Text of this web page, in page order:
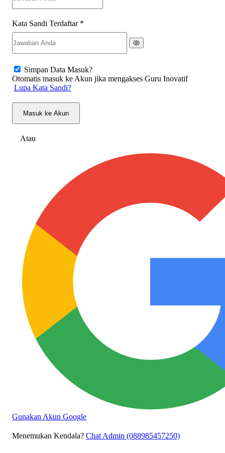
Kata Sandi Terdaftar *
Simpan Data Masuk?
Otomatis masuk ke Akun jika mengakses Guru Inovatif
Lupa Kata Sandi?
Masuk ke Akun
Atau
Gunakan Akun Google
Menemukan Kendala? Chat Admin (088985457250)